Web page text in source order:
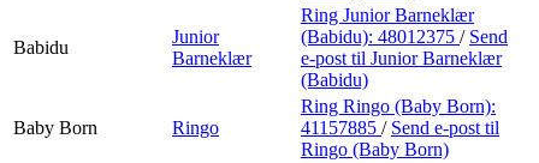
Babidu
Junior
Barneklær
Ring Junior Barneklær
(Babidu): 48012375 / Send
e-post til Junior Barneklær
(Babidu)
Baby Born Ringo
Ring Ringo (Baby Born):
41157885 / Send e-post til
Ringo (Baby Born)